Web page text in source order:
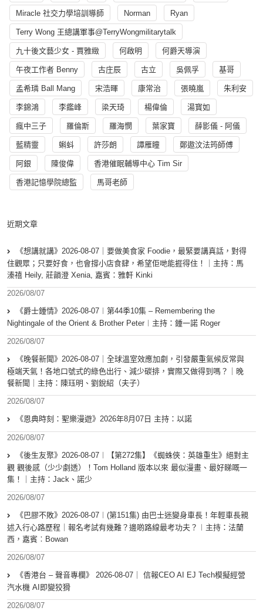
Miracle 社交力學培訓導師 Norman Ryan
Terry Wong 王總講軍事@TerryWongmilitarytalk
九十後文藝少女 - 賈雅緻 何啟明 何爵天導演
午夜工作者 Benny 古庄辰 古立 吳佩孚 基哥
孟希璘 Ball Mang 宋浩暉 康常治 張曉嵐 朱利安
李錦鴻 李鑑峰 梁天琦 楊偉倫 湯寳如
瘋中三子 羅倫斯 羅海憫 葉家寶 薛影儀 - 阿儀
藍精靈 蝌蚪 許莎朗 譚雁瞳 鄭遨汶法筠師傅
阿銀 陳俊偉 香港催眠輔導中心 Tim Sir
香港記憶學院總監 馬哥老師
近期文章
《想講就講》2026-08-07｜要做美食家 Foodie，最緊要講真話，對得
住觀眾；只要好食，也會撐小店食肆，希望佢哋能捱得住！｜主持：馬
溱禧 Heily, 莊韻澄 Xenia, 嘉賓：雅軒 Kinki
2026/08/07
《爵士鍾情》2026-08-07︱第44季10集 – Remembering the
Nightingale of the Orient & Brother Peter︱主持：鍾一諾 Roger
2026/08/07
《晚餐新聞》2026-08-07｜全球溫室效應加劇，引發嚴重氣候反常與
極端天氣！各地口號式的綠色出行、減少碳排，實際又做得到嗎？｜晚
餐新聞｜主持：陳珏明、劉銳紹（夫子）
2026/08/07
《恩典時刻：聖樂漫遊》2026年8月07日 主持：以諾
2026/08/07
《後生友聚》2026-08-07︱【第272集】《蜘蛛俠：英雄重生》絕對主
觀 觀後感（少少劇透）！Tom Holland 版本以來 最似漫畫、最好睇嘅一
集！｜主持：Jack、諾少
2026/08/07
《巴膠不敗》2026-08-07︱(第151集) 由巴士迷變身車長！年輕車長親
述入行心路歷程｜報名考試有幾難？邊啲路線最考功夫？︱主持：法蘭
西，嘉賓︰Bowan
2026/08/07
《香港台 – 聲音專欄》 2026-08-07｜ 信報CEO AI EJ Tech模擬經營
汽水機 AI即變狡猾
2026/08/07